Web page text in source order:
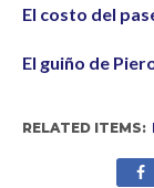
El costo del
El guiño de
RELATED ITEMS: